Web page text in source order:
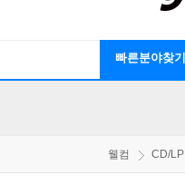
빠른분야찾기
웰컴 CD/LP